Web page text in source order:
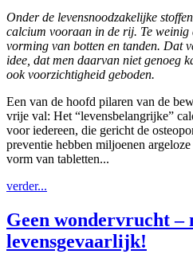
Onder de levensnoodzakelijke
calcium vooraan in de rij. Te weinig
vorming van botten en tanden. Dat
idee, dat men daarvan niet genoeg
ook voorzichtigheid geboden.
Een van de hoofd pilaren van de
vrije val: Het “levensbelangrijke”
voor iedereen, die gericht de
preventie hebben miljoenen
vorm van tabletten...
verder...
Geen wondervrucht –
levensgevaarlijk!